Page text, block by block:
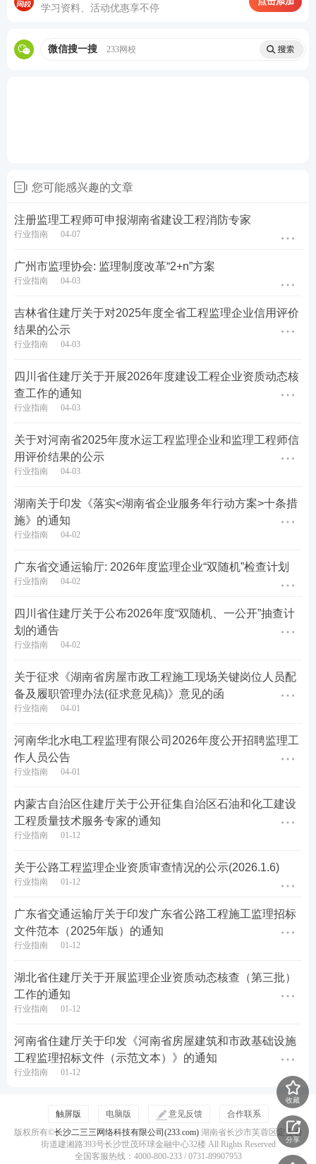
学习资料、活动优惠享不停
微信搜一搜 233网校
您可能感兴趣的文章
注册监理工程师可申报湖南省建设工程消防专家
行业指南 04-07
广州市监理协会: 监理制度改革“2+n”方案
行业指南 04-03
吉林省住建厅关于对2025年度全省工程监理企业信用评价
结果的公示
行业指南 04-03
四川省住建厅关于开展2026年度建设工程企业资质动态核
查工作的通知
行业指南 04-03
关于对河南省2025年度水运工程监理企业和监理工程师信
用评价结果的公示
行业指南 04-03
湖南关于印发《落实<湖南省企业服务年行动方案>十条措
施》的通知
行业指南 04-02
广东省交通运输厅: 2026年度监理企业“双随机”检查计划
行业指南 04-02
四川省住建厅关于公布2026年度“双随机、一公开”抽查计
划的通告
行业指南 04-02
关于征求《湖南省房屋市政工程施工现场关键岗位人员配
备及履职管理办法(征求意见稿)》意见的函
行业指南 04-01
河南华北水电工程监理有限公司2026年度公开招聘监理工
作人员公告
行业指南 04-01
内蒙古自治区住建厅关于公开征集自治区石油和化工建设
工程质量技术服务专家的通知
行业指南 01-12
关于公路工程监理企业资质审查情况的公示(2026.1.6)
行业指南 01-12
广东省交通运输厅关于印发广东省公路工程施工监理招标
文件范本（2025年版）的通知
行业指南 01-12
湖北省住建厅关于开展监理企业资质动态核查（第三批）
工作的通知
行业指南 01-12
河南省住建厅关于印发《河南省房屋建筑和市政基础设施
工程监理招标文件（示范文本）》的通知
行业指南 01-12
收藏
分享
触屏版 电脑版 意见反馈
合作联系
版权所有©长沙二三三网络科技有限公司(233.com)湖南省长沙市芙蓉区定王台
街道建湘路393号长沙世茂环球金融中心32楼 All Rights Reserved
全国客服热线：4000-800-233 / 0731-89907953